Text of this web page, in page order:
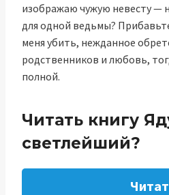
изображаю чужую невесту —
для одной ведьмы?
меня убить, нежданное
родственников и любовь,
полной.
Читать книгу
светлейший?